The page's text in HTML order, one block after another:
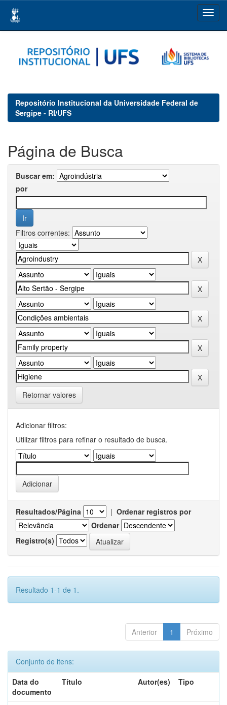
navigation
Repositório Institucional da Universidade Federal de
Sergipe - RI/UFS
Página de Busca
Buscar em:
por
Filtros correntes:
Retornar valores
Adicionar filtros:
Utilizar filtros para refinar o resultado de busca.
Resultados/Página | Ordenar registros por
Ordenar
Registro(s)
Resultado 1-1 de 1.
Anterior 1 Próximo
Conjunto de itens:
Data do
documento
Título Autor(es) Tipo